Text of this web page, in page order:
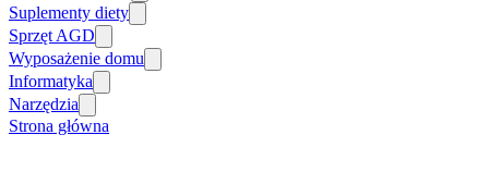
Suplementy diety
Sprzęt AGD
Wyposażenie domu
Informatyka
Narzędzia
Strona główna